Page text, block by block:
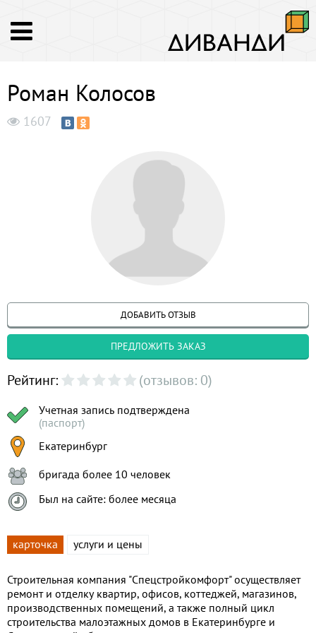
Роман Колосов
1607
ДОБАВИТЬ ОТЗЫВ
ПРЕДЛОЖИТЬ ЗАКАЗ
Рейтинг: (отзывов: 0)
Учетная запись подтверждена
(паспорт)
Екатеринбург
бригада более 10 человек
Был на сайте: более месяца
карточка услуги и цены
Строительная компания "Cпецстройкомфорт" осуществляет
ремонт и отделку квартир, офисов, коттеджей, магазинов,
производственных помещений, а также полный цикл
строительства малоэтажных домов в Екатеринбурге и